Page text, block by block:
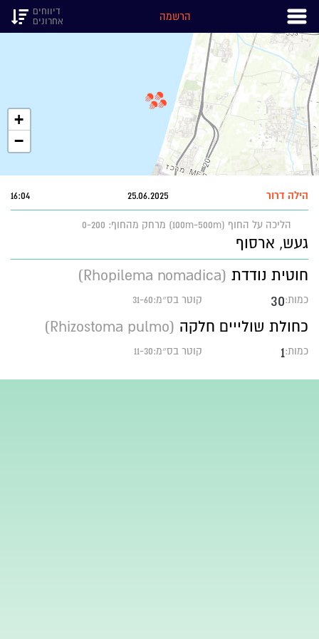
הרשמה
דיווחים
אחרונים
+
−
הילה דרור 25.06.2025
16:04
הליכה על החוף (100m-500m) מרחק מהחוף: 0-200
געש, ארסוף
חוטית נודדת (Rhopilema nomadica)
כמות:30 קוטר בס״מ:31-60
כחולת שולייים חלקה (Rhizostoma pulmo)
כמות:1 קוטר בס״מ:11-30